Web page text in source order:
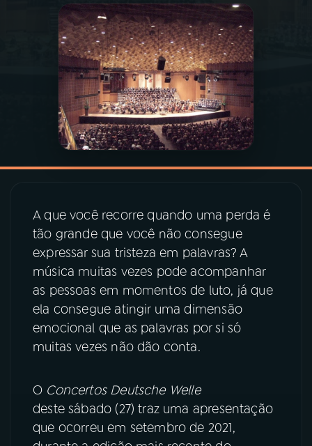
PROGRAMAÇÃO
PROGRAMAS
PODCASTS
08 PRÊMIO RÁDIO MEC
ACOMPANHE A RÁDIO MEC
YouTube Facebook
TikTok
A que você recorre quando uma perda é
tão grande que você não consegue
expressar sua tristeza em palavras? A
música muitas vezes pode acompanhar
as pessoas em momentos de luto, já que
ela consegue atingir uma dimensão
emocional que as palavras por si só
muitas vezes não dão conta.
O Concertos Deutsche Welle
deste sábado (27) traz uma apresentação
que ocorreu em setembro de 2021,